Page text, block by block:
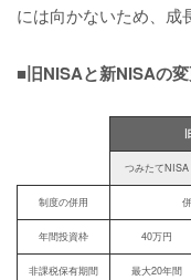
には向かないため、成
■旧NISAと新NISAの
つみたてNISA
制度の併用
年間投資枠 40万円
非課税保有期間 最大20年間